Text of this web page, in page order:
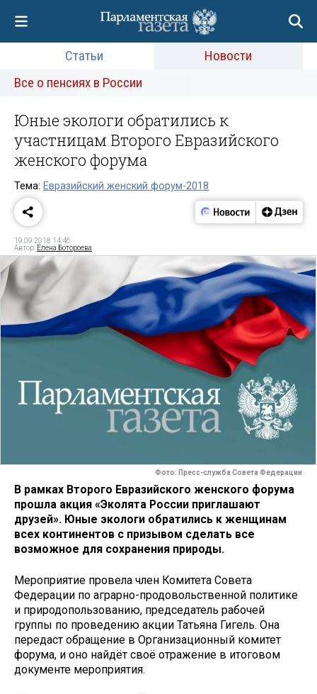
Статьи
Новости
Все о пенсиях в России
Юные экологи обратились к
участницам Второго Евразийского
женского форума
Тема: Евразийский женский форум-2018
19.09.2018 14:46
Автор: Елена Ботороева
Фото: Пресс-служба Совета Федерации
В рамках Второго Евразийского женского форума
прошла акция «Эколята России приглашают
друзей». Юные экологи обратились к женщинам
всех континентов с призывом сделать все
возможное для сохранения природы.
Мероприятие провела член Комитета Совета
Федерации по аграрно-продовольственной политике
и природопользованию, председатель рабочей
группы по проведению акции Татьяна Гигель. Она
передаст обращение в Организационный комитет
форума, и оно найдёт своё отражение в итоговом
документе мероприятия.